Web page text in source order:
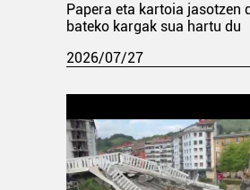
Papera eta kartoia jasotzen
bateko kargak sua hartu du
2026/07/27